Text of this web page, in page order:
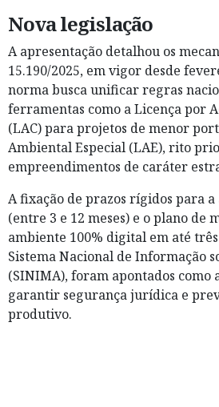
Nova legislação
A apresentação detalhou os
15.190/2025, em vigor desde
norma busca unificar regras
ferramentas como a Licença por
(LAC) para projetos de menor
Ambiental Especial (LAE), rito
empreendimentos de caráter
A fixação de prazos rígidos para a
(entre 3 e 12 meses) e o plano de
ambiente 100% digital em até
Sistema Nacional de Informação
(SINIMA), foram apontados como
garantir segurança jurídica e
produtivo.